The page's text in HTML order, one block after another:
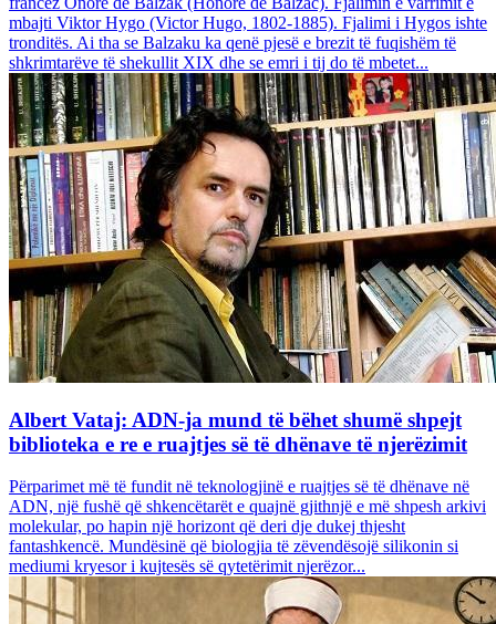
mbajti Viktor Hygo (Victor Hugo, 1802-1885). Fjalimi i Hygos ishte
tronditës. Ai tha se Balzaku ka qenë pjesë e brezit të fuqishëm të
shkrimtarëve të shekullit XIX dhe se emri i tij do të mbetet...
Albert Vataj: ADN-ja mund të bëhet shumë shpejt
biblioteka e re e ruajtjes së të dhënave të njerëzimit
Përparimet më të fundit në teknologjinë e ruajtjes së të dhënave në
ADN, një fushë që shkencëtarët e quajnë gjithnjë e më shpesh arkivi
molekular, po hapin një horizont që deri dje dukej thjesht
fantashkencë. Mundësinë që biologjia të zëvendësojë silikonin si
mediumi kryesor i kujtesës së qytetërimit njerëzor...